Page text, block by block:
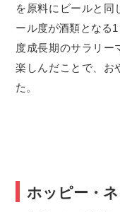
を原料にビールと同
ール度が酒類となる
度成長期のサラリー
楽しんだことで、お
た。
ホッピー・